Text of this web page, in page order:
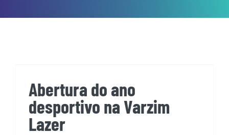
Abertura do ano
desportivo na Varzim
Lazer